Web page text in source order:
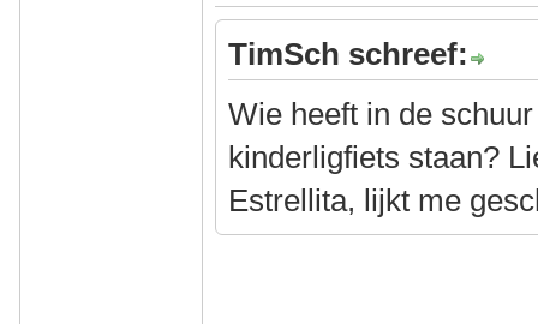
TimSch schreef:
Wie heeft in de
kinderligfiets staan?
Estrellita, lijkt me